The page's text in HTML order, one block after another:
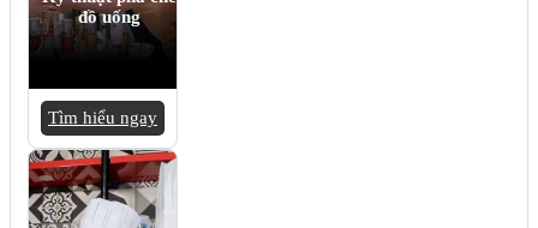
đồ uống
Tìm hiểu ngay